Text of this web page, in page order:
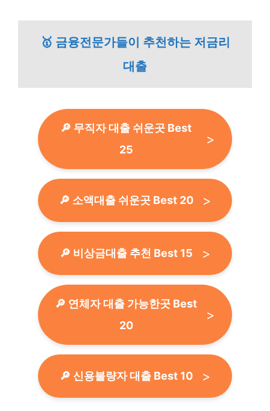
🥇 금융전문가들이 추천하는 저금리
대출
🔎 무직자 대출 쉬운곳 Best
25
🔎 소액대출 쉬운곳 Best 20
🔎 비상금대출 추천 Best 15
🔎 연체자 대출 가능한곳 Best
20
🔎 신용불량자 대출 Best 10